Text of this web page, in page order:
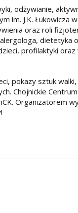
odżywianie,
im. J.K. Łukowicza
oraz roli
dietetyka
profilaktyki
pokazy sztuk
Chojnickie
Organizatorem